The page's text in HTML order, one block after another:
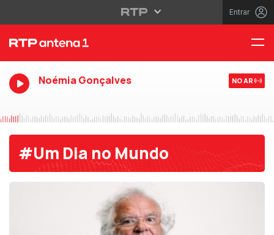
Entrar
Noémia Gonçalves NO AR
#Um Dia no Mundo